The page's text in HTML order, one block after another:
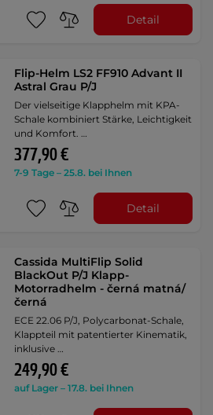
Detail
Flip-Helm LS2 FF910 Advant II
Astral Grau P/J
Der vielseitige Klapphelm mit KPA-
Schale kombiniert Stärke, Leichtigkeit
und Komfort. …
377,90 €
7-9 Tage – 25.8. bei Ihnen
Detail
Cassida MultiFlip Solid
BlackOut P/J Klapp-
Motorradhelm - černá matná/
černá
ECE 22.06 P/J, Polycarbonat-Schale,
Klappteil mit patentierter Kinematik,
inklusive …
249,90 €
auf Lager – 17.8. bei Ihnen